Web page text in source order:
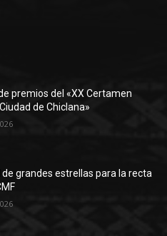
premios del «XX Certamen
de Chiclana»
de grandes estrellas para la recta